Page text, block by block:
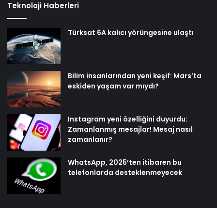
Teknoloji Haberleri
Türksat 6A kalıcı yörüngesine ulaştı
Bilim insanlarından yeni keşif: Mars’ta
eskiden yaşam var mıydı?
Instagram yeni özelliğini duyurdu:
Zamanlanmış mesajlar! Mesaj nasıl
zamanlanır?
WhatsApp, 2025’ten itibaren bu
telefonlarda desteklenmeyecek